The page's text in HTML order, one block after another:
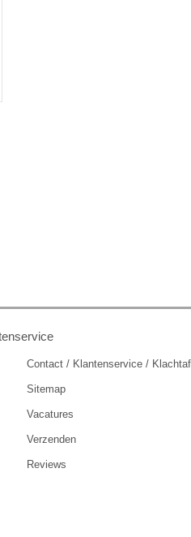
Contact / Klantenservice /
Sitemap
Vacatures
Verzenden
Reviews